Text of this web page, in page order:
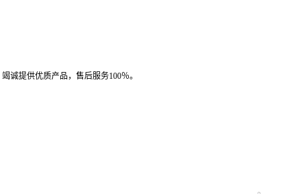
诚提供优质产品，售后服务100％。